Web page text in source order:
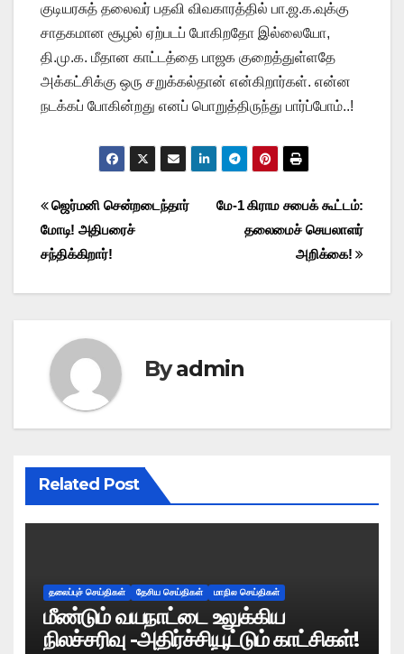
குடியரசுத் தலைவர் பதவி விவகாரத்தில் பா.ஜ.க.வுக்கு
சாதகமான சூழல் ஏற்படப் போகிறதோ இல்லையோ,
தி.மு.க. மீதான காட்டத்தை பாஜக குறைத்துள்ளதே
அக்கட்சிக்கு ஒரு சறுக்கல்தான் என்கிறார்கள். என்ன
நடக்கப் போகின்றது எனப் பொறுத்திருந்து பார்ப்போம்..!
Post
navigation
மே-1 கிராம சபைக் கூட்டம்:
தலைமைச் செயலாளர்
அறிக்கை!
ஜெர்மனி சென்றடைந்தார்
மோடி! அதிபரைச்
சந்திக்கிறார்!
Byadmin
Related Post
தலைப்புச் செய்திகள் தேசிய செய்திகள் மாநில செய்திகள்
மீண்டும் வயநாட்டை உலுக்கிய
நிலச்சரிவு -அதிர்ச்சியூட்டும் காட்சிகள்!